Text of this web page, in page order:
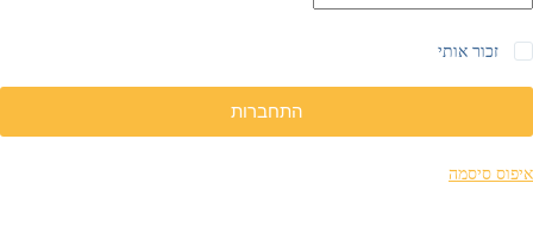
זכור אותי
התחברות
איפוס סיסמה